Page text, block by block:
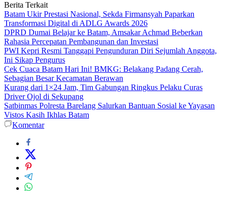
Berita Terkait
Batam Ukir Prestasi Nasional, Sekda Firmansyah Paparkan
Transformasi Digital di ADLG Awards 2026
DPRD Dumai Belajar ke Batam, Amsakar Achmad Beberkan
Rahasia Percepatan Pembangunan dan Investasi
PWI Kepri Resmi Tanggapi Pengunduran Diri Sejumlah Anggota,
Ini Sikap Pengurus
Cek Cuaca Batam Hari Ini! BMKG: Belakang Padang Cerah,
Sebagian Besar Kecamatan Berawan
Kurang dari 1×24 Jam, Tim Gabungan Ringkus Pelaku Curas
Driver Ojol di Sekupang
Satbinmas Polresta Barelang Salurkan Bantuan Sosial ke Yayasan
Vistos Kasih Ikhlas Batam
Komentar